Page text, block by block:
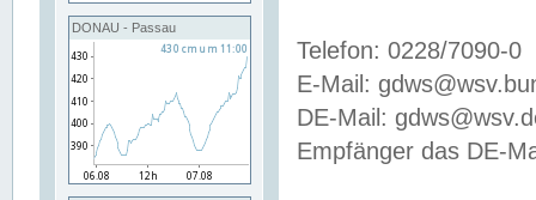
DONAU - Passau
Telefon: 0228/7090-0
E-Mail:
DE-Mail:
Empfänger das DE-